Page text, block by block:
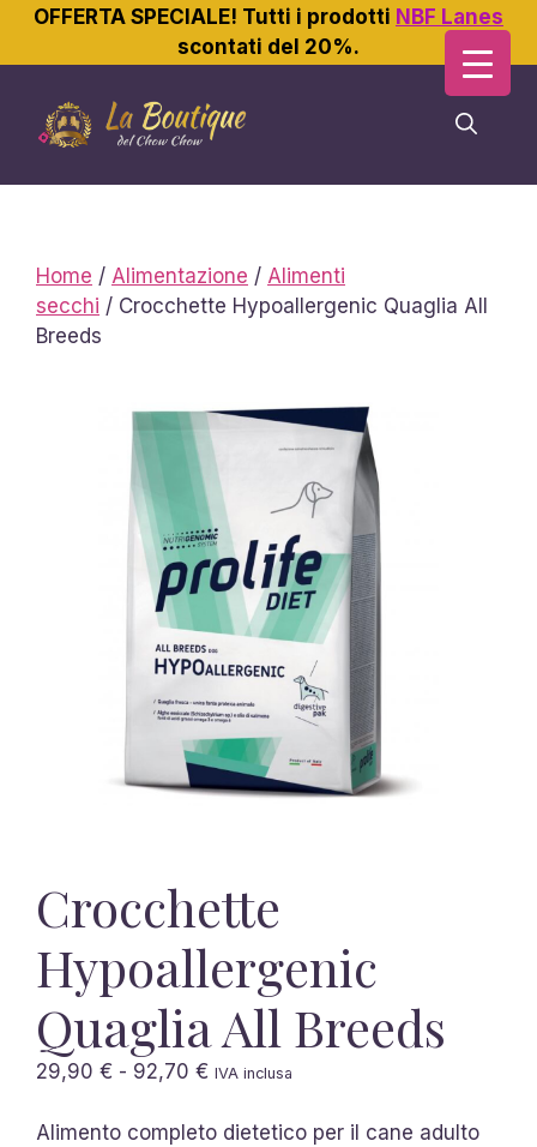
OFFERTA SPECIALE! Tutti i prodotti NBF Lanes
scontati del 20%.
contenuto
Home / Alimentazione / Alimenti
secchi / Crocchette Hypoallergenic Quaglia All
Breeds
Crocchette
Hypoallergenic
Quaglia All Breeds
29,90 € - 92,70 €Fascia
prezzo:
IVA inclusa
Alimento completo dietetico per il cane adulto